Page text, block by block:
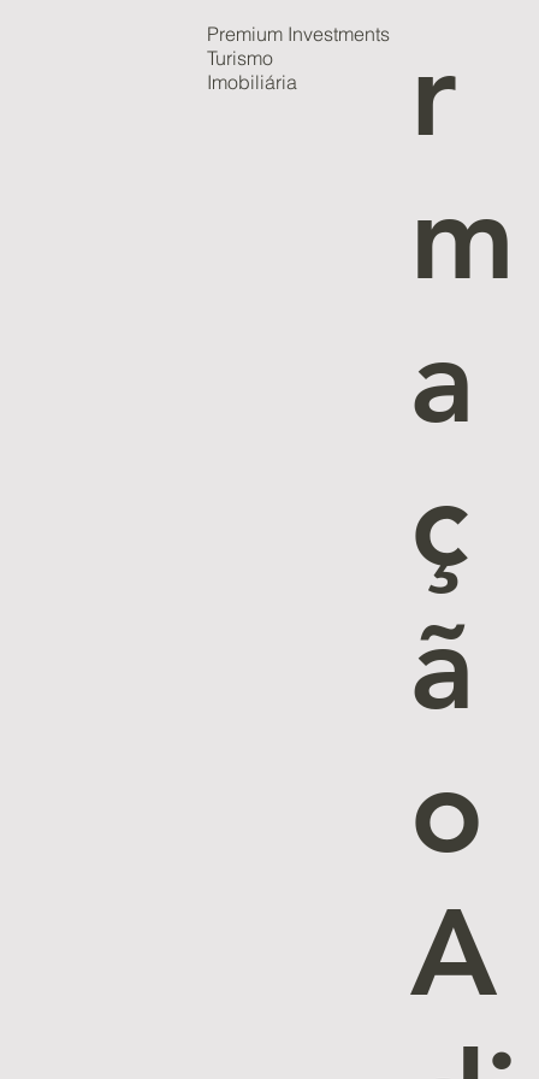
Premium Investments
Turismo
Imobiliária
r
m
a
ç
ã
o
A